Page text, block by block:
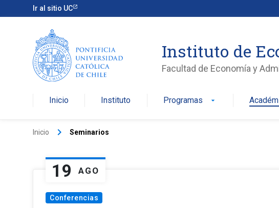
Ir al sitio UC
Instituto de
Facultad de Economía y
Inicio Instituto Programas arrow_drop_down
Inicio keyboard_arrow_right Seminarios
19 AGO
Conferencias